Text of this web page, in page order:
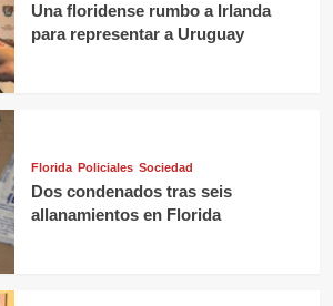
Una floridense rumbo a Irlanda
para representar a Uruguay
Florida Policiales Sociedad
Dos condenados tras seis
allanamientos en Florida